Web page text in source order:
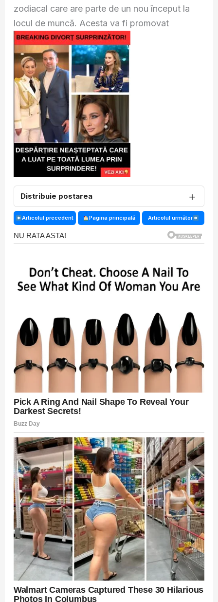
zodiacal care are parte de un nou început la
locul de muncă. Acesta va fi promovat
Distribuie postarea ＋
Articolul precedent Pagina principală Articolul următor